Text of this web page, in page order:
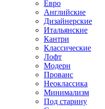
Евро
Английские
Дизайнерские
Итальянские
Кантри
Классические
Лофт
Модерн
Прованс
Неоклассика
Минимализм
Под старину